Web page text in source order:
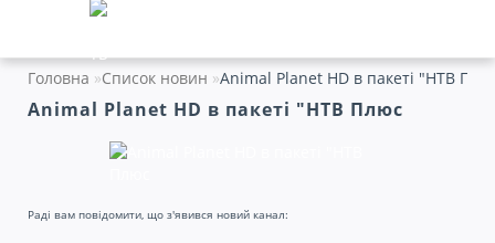
Головна Список новин Animal Planet HD в пакеті "НТВ
Animal Planet HD в пакеті "НТВ Плюс
Раді вам повідомити, що з'явився новий канал: